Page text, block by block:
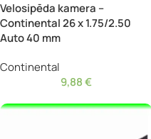
Velosipēda kamera –
Continental 26 x 1.75/2.50
Auto 40 mm
Continental
9,88€